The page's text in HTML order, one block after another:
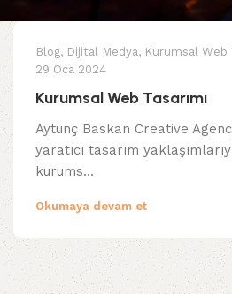
Blog, Dijital Medya, Kurumsal Web
29 Oca 2024
Kurumsal Web Tasarımı
Aytunç Baskan Creative
yaratıcı tasarım
kurums...
Okumaya devam et